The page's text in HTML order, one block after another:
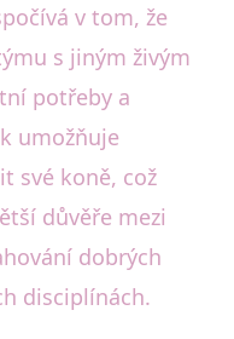
v tom, že
s jiným živým
potřeby a
umožňuje
své koně, což
důvěře mezi
dobrých
disciplínách.